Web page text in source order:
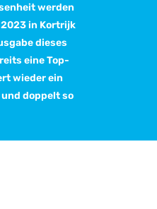
werden
2023 in Kortrijk
dieses
eine Top-
wieder ein
doppelt so